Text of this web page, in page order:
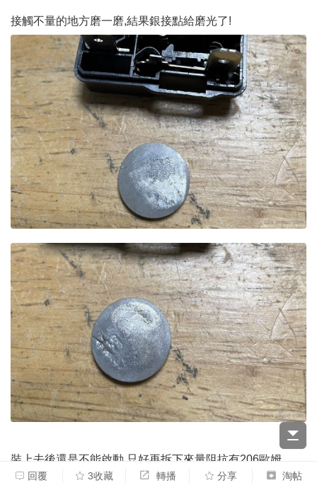
接觸不量的地方磨一磨,結果銀接點給磨光了!
裝上去後還是不能啟動,只好再拆下來量阻抗有206歐姆
回覆 3收藏 轉播 分享 淘帖